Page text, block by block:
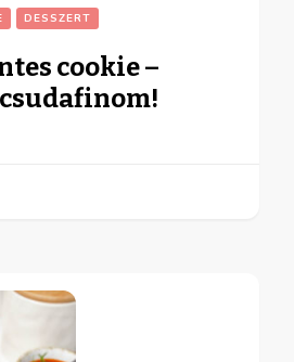
DESSZERT
cookie –